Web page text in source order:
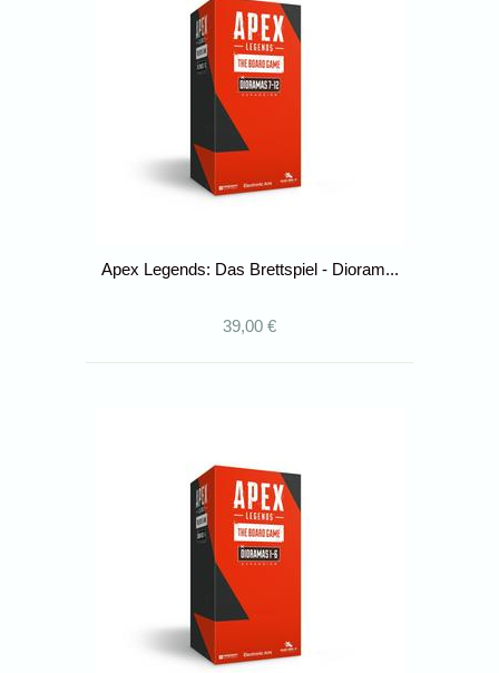
Apex Legends: Das Brettspiel - Dioram...
39,00 €